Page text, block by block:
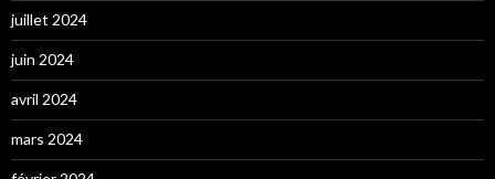
juillet 2024
juin 2024
avril 2024
mars 2024